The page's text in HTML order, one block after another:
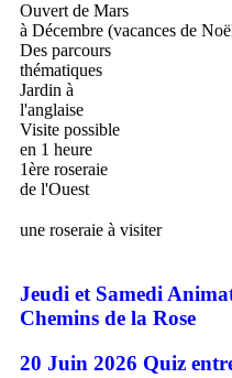
Ouvert de Mars
à Décembre (vacances de
Des parcours
thématiques
Jardin à
l'anglaise
Visite possible
en 1 heure
1ère roseraie
de l'Ouest
une roseraie à visiter
Jeudi et Samedi
Chemins de la Rose
20 Juin 2026 Quiz